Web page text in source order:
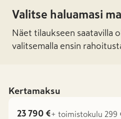
Valitse haluamasi
Näet tilaukseen saatavilla
valitsemalla ensin
Kertamaksu
23 790 €+ toimistokulu 299